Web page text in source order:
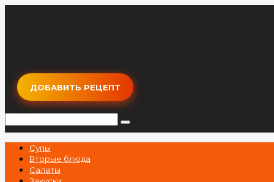
ДОБАВИТЬ РЕЦЕПТ
Супы
Вторые блюда
Салаты